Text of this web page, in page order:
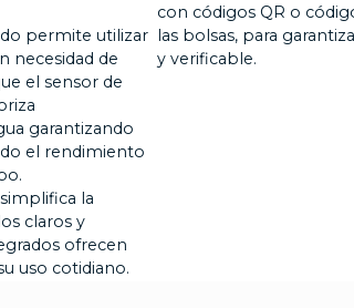
permite utilizar
necesidad de
el sensor de
garantizando
el rendimiento
la
claros y
ofrecen
uso cotidiano.
con códigos QR o
las bolsas, para
y verificable.